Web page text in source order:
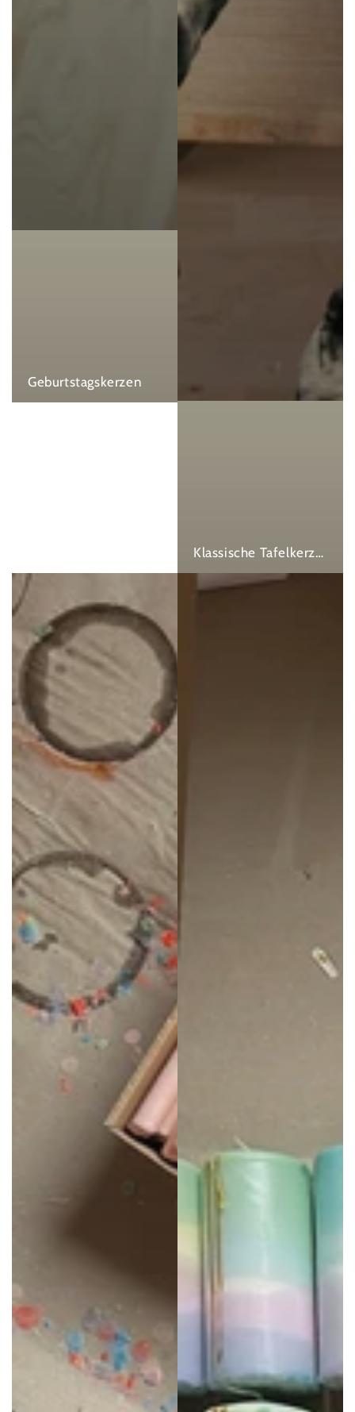
Geburtstagskerzen
Klassische Tafelkerzen